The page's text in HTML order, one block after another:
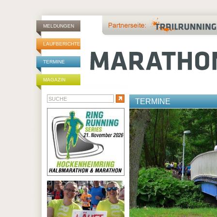
MELDUNGEN
LAUFBERICHTE
TERMINE
MAGAZIN
TERMINE